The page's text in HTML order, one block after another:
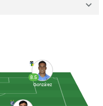
8.5
González